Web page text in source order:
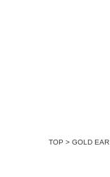
TOP > GOLD EAR